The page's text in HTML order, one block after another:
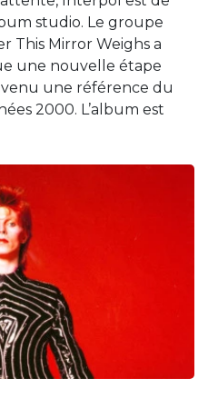
studio. Le groupe
This Mirror Weighs a
une nouvelle étape
une référence du
2000. L’album est